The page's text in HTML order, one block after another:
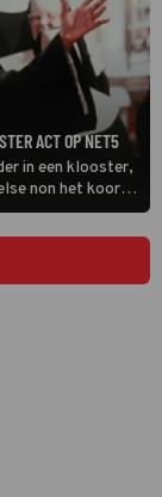
ACT OP NET5
in een klooster,
non het koor